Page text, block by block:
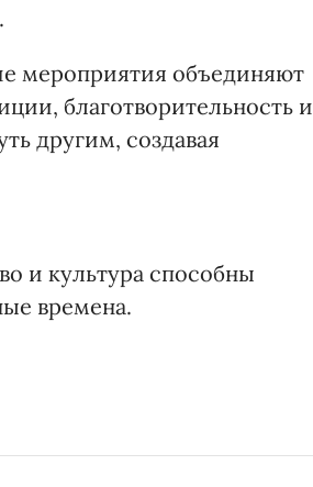
мероприятия объединяют
благотворительность и
другим, создавая
и культура способны
времена.